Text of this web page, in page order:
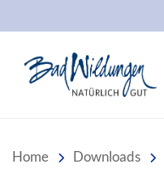
Home Downloads